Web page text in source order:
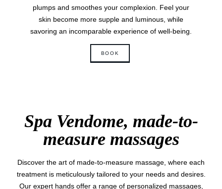
plumps and smoothes your complexion. Feel your
skin become more supple and luminous, while
savoring an incomparable experience of well-being.
BOOK
Spa Vendome, made-to-
measure massages
Discover the art of made-to-measure massage, where each
treatment is meticulously tailored to your needs and desires.
Our expert hands offer a range of personalized massages,